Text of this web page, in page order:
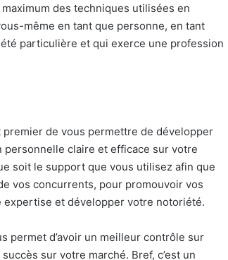
des techniques utilisées en
même en tant que personne, en tant
particulière et qui exerce une profession
de vous permettre de développer
personnelle claire et efficace sur votre
soit le support que vous utilisez afin que
vos concurrents, pour promouvoir vos
et développer votre notoriété.
permet d’avoir un meilleur contrôle sur
sur votre marché. Bref, c’est un